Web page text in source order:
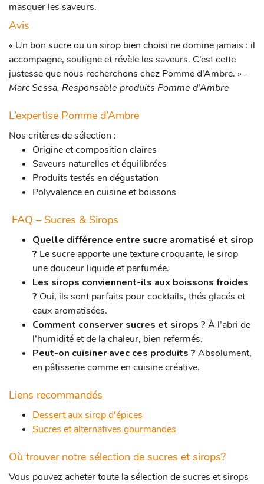
masquer les saveurs.
Avis
« Un bon sucre ou un sirop bien choisi ne domine jamais : il
accompagne, souligne et révèle les saveurs. C’est cette
justesse que nous recherchons chez Pomme d’Ambre. » -
Marc Sessa, Responsable produits Pomme d’Ambre
L’expertise Pomme d’Ambre
Nos critères de sélection :
Origine et composition claires
Saveurs naturelles et équilibrées
Produits testés en dégustation
Polyvalence en cuisine et boissons
FAQ – Sucres & Sirops
Quelle différence entre sucre aromatisé et sirop
? Le sucre apporte une texture croquante, le sirop
une douceur liquide et parfumée.
Les sirops conviennent-ils aux boissons froides
? Oui, ils sont parfaits pour cocktails, thés glacés et
eaux aromatisées.
Comment conserver sucres et sirops ? À l’abri de
l’humidité et de la chaleur, bien refermés.
Peut-on cuisiner avec ces produits ? Absolument,
en pâtisserie comme en cuisine créative.
Liens recommandés
Dessert aux sirop d'épices
Sucres et alternatives gourmandes
Où trouver notre sélection de sucres et sirops?
Vous pouvez acheter toute la sélection de sucres et sirops